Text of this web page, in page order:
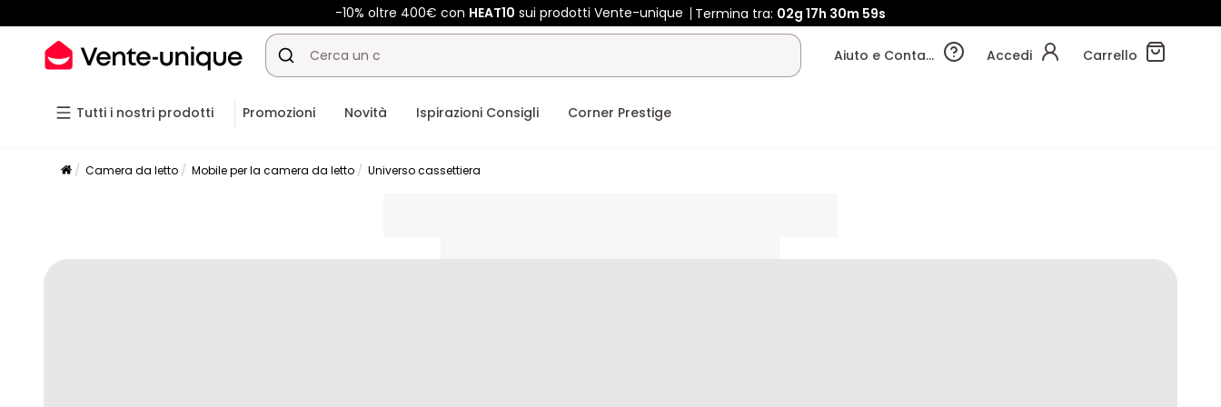
-10% oltre 400€ con HEAT10 sui prodotti Vente-unique Termina tra: 02g 17h 30m 58s
Aiuto e Contatti Accedi Carrello
Tutti i nostri prodotti Promozioni Novità Ispirazioni Consigli Corner Prestige
Camera da letto Mobile per la camera da letto Universo cassettiera